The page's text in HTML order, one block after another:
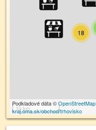
18
10 km
Podkladové dáta ©OpenStreetMap
kraj.oma.sk/obchod/trhovisko